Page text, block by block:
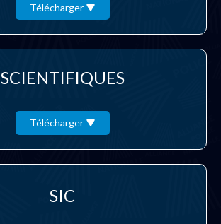
Télécharger
SCIENTIFIQUES
Télécharger
SIC